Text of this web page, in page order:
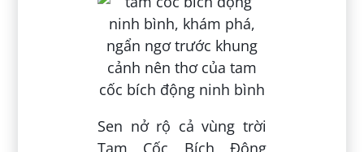
Sen nở rộ cả vùng trời
Tam Cốc Bích Động